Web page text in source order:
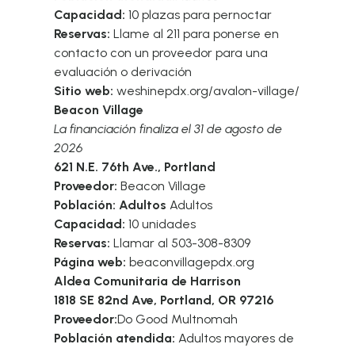
Capacidad: 10 plazas para pernoctar
Reservas: Llame al 211 para ponerse en
contacto con un proveedor para una
evaluación o derivación
Sitio web: weshinepdx.org/avalon-village/
Beacon Village
La financiación finaliza el 31 de agosto de
2026
621 N.E. 76th Ave., Portland
Proveedor: Beacon Village
Población: Adultos Adultos
Capacidad: 10 unidades
Reservas: Llamar al 503-308-8309
Página web: beaconvillagepdx.org
Aldea Comunitaria de Harrison
1818 SE 82nd Ave, Portland, OR 97216
Proveedor:Do Good Multnomah
Población atendida: Adultos mayores de